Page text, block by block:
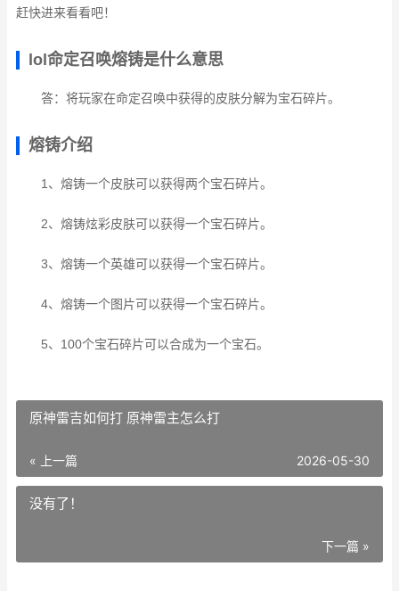
赶快进来看看吧！
lol命定召唤熔铸是什么意思
答：将玩家在命定召唤中获得的皮肤分解为宝石碎片。
熔铸介绍
1、熔铸一个皮肤可以获得两个宝石碎片。
2、熔铸炫彩皮肤可以获得一个宝石碎片。
3、熔铸一个英雄可以获得一个宝石碎片。
4、熔铸一个图片可以获得一个宝石碎片。
5、100个宝石碎片可以合成为一个宝石。
原神雷吉如何打 原神雷主怎么打
« 上一篇 2026-05-30
没有了！
下一篇 »